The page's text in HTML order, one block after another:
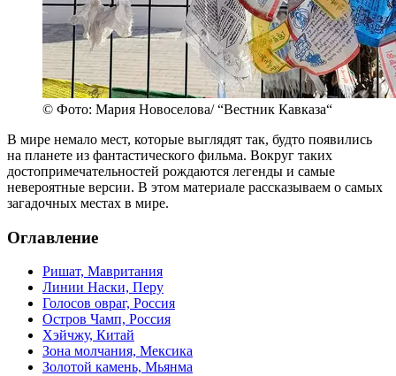
© Фото: Мария Новоселова/ “Вестник Кавказа“
В мире немало мест, которые выглядят так, будто появились
на планете из фантастического фильма. Вокруг таких
достопримечательностей рождаются легенды и самые
невероятные версии. В этом материале рассказываем о самых
загадочных местах в мире.
Оглавление
Ришат, Мавритания
Линии Наски, Перу
Голосов овраг, Россия
Остров Чамп, Россия
Хэйчжу, Китай
Зона молчания, Мексика
Золотой камень, Мьянма